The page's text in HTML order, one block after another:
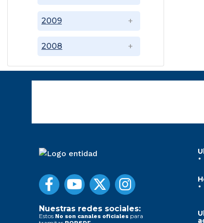
2008
2009
Nuestras redes sociales:
Estos No son canales oficiales para